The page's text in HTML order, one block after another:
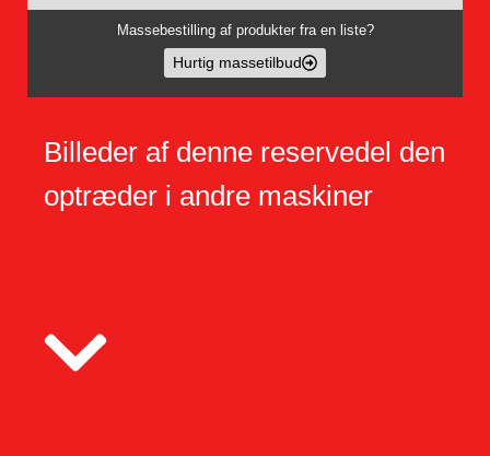
Massebestilling af produkter fra en liste?
Hurtig massetilbud
Billeder af denne reservedel den
optræder i andre maskiner